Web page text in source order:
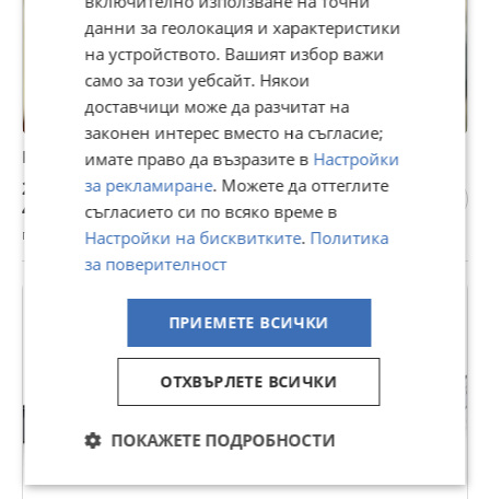
Продавам компютър за игри и работа
250 €
488,96 лв
гр. Плевен, Мара Денчева, днес, 18:25
данни за геолокация и характеристики
на устройството. Вашият избор важи
само за този уебсайт. Някои
доставчици може да разчитат на
законен интерес вместо на съгласие;
имате право да възразите в Настройки
за рекламиране. Можете да оттеглите
съгласието си по всяко време в
Настройки на бисквитките. Политика
за поверителност
ПРИЕМЕТЕ ВСИЧКИ
ОТХВЪРЛЕТЕ ВСИЧКИ
ПОКАЖЕТЕ ПОДРОБНОСТИ